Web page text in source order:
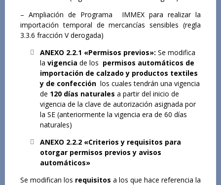
– Ampliación de Programa IMMEX para realizar la
importación temporal de mercancías sensibles (regla
3.3.6 fracción V derogada)
ANEXO 2.2.1 «Permisos previos»: Se modifica
la vigencia de los permisos automáticos de
importación de calzado y productos textiles
y de confección los cuales tendrán una vigencia
de 120 días naturales a partir del inicio de
vigencia de la clave de autorización asignada por
la SE (anteriormente la vigencia era de 60 días
naturales)
ANEXO 2.2.2 «Criterios y requisitos para
otorgar permisos previos y avisos
automáticos»
Se modifican los requisitos a los que hace referencia la